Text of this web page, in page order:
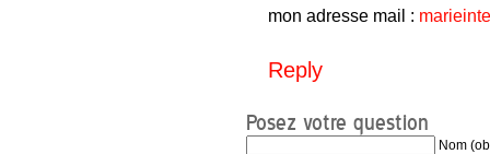
mon adresse mail :
Reply
Posez votre question
Nom